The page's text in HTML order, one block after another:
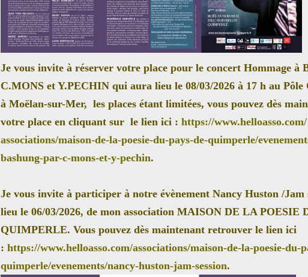
Je vous invite à réserver votre place pour le concert Hommage à
C.MONS et Y.PECHIN qui aura lieu le 08/03/2026 à 17 h au
à Moëlan-sur-Mer, les places étant limitées, vous pouvez dès
votre place en cliquant sur le lien ici : https://www.helloasso.com/
associations/maison-de-la-poesie-du-pays-de-quimperle/
bashung-par-c-mons-et-y-pechin.
Je vous invite à participer à notre évènement Nancy Huston /Jam
lieu le 06/03/2026, de mon association MAISON DE LA POESIE
QUIMPERLE. Vous pouvez dès maintenant retrouver le lien ici
: https://www.helloasso.com/associations/maison-de-la-poesie-du-
quimperle/evenements/nancy-huston-jam-session.